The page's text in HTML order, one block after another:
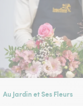
Au Jardin et Ses Fleurs